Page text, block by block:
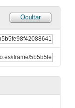
Ocultar